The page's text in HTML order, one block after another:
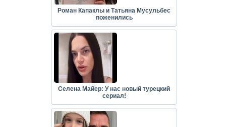
Роман Капаклы и Татьяна Мусульбес
поженились
Селена Майер: У нас новый турецкий
сериал!